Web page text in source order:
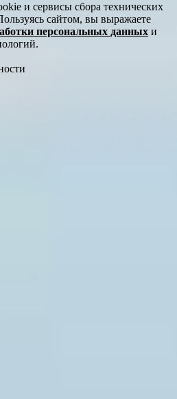
и сервисы сбора технических
сайтом, вы выражаете
персональных данных и